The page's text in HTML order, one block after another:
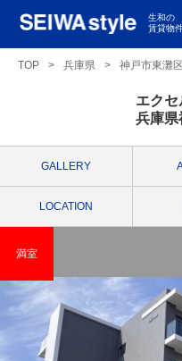
生和の
賃貸物
TOP
支店一覧
SEIWAの管理
TOP > 兵庫県 > 神戸市東灘区
エク
兵庫県
GALLERY
LOCATION
満室